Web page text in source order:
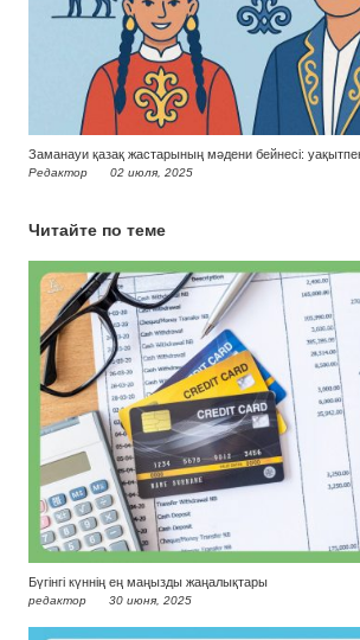
Заманауи қазақ жастарының мәдени бейнесі:
Редактор 02 июля, 2025
Читайте по теме
Бүгінгі күннің ең маңызды жаңалықтары
редактор 30 июня, 2025